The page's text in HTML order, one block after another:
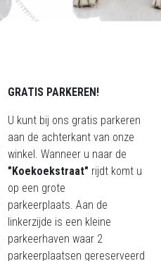
GRATIS PARKEREN!
U kunt bij ons gratis parkeren
aan de achterkant van onze
winkel. Wanneer u naar de
"Koekoekstraat" rijdt komt u
op een grote
parkeerplaats. Aan de
linkerzijde is een kleine
parkeerhaven waar 2
parkeerplaatsen gereserveerd